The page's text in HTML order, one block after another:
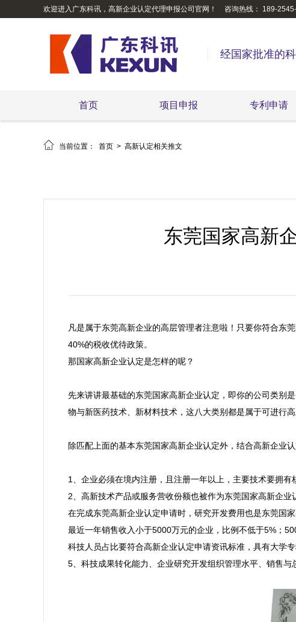
欢迎进入广东科讯，高新企业认定代理申报公司官网！ 咨询热线： 189-
经国家批准的
首页 项目申报 专利申请
 当前位置： 首页 > 高新认定相关推文
东莞国家高新
凡是属于东莞高新企业的高层管理者注意啦！只要你符合东
40%的税收优待政策。
那国家高新企业认定是怎样的呢？
先来讲讲最基础的东莞国家高新企业认定，即你的公司类别
物与新医药技术、新材料技术，这八大类别都是属于可进行高
除匹配上面的基本东莞国家高新企业认定外，结合高新企业
1、企业必须在境内注册，且注册一年以上，主要技术要拥有
2、高新技术产品或服务营收份额也被作为东莞国家高新企
在完成东莞高新企业认定申请时，研究开发费用也是东莞国
最近一年销售收入小于5000万元的企业，比例不低于5%；
科技人员占比要符合高新企业认定申请资讯标准，具有大学
5、科技成果转化能力、企业研究开发组织管理水平、销售